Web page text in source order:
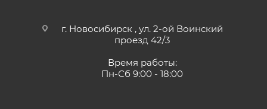
г. Новосибирск , ул. 2-ой Воинский
проезд 42/3
Время работы:
Пн-Сб 9:00 - 18:00